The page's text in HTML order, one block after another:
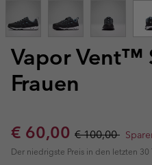
Vapor Vent™
Frauen
Sale price:
€ 60,00 Regular price:
€ 100,00
Der niedrigste Preis in den letzten 30